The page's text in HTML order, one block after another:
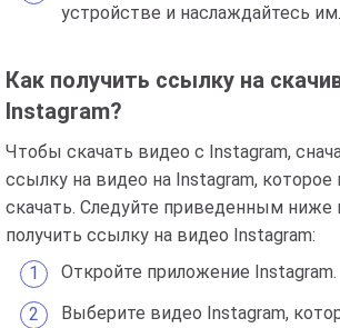
устройстве и наслаждайтесь им.
Как получить ссылку на
Instagram?
Чтобы скачать видео с Instagram,
ссылку на видео на Instagram, которое
скачать. Следуйте приведенным ниже
получить ссылку на видео Instagram:
Откройте приложение Instagram.
Выберите видео Instagram,